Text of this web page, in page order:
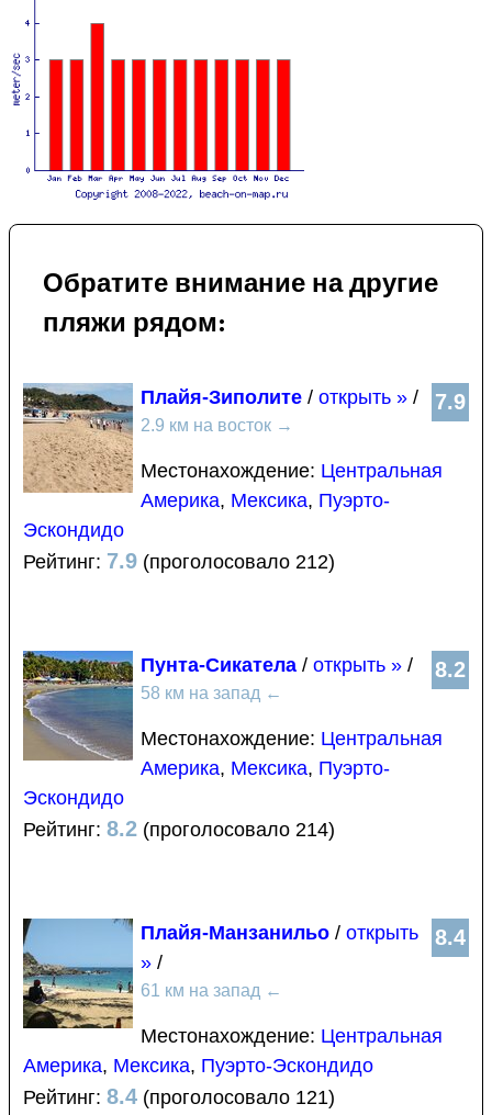
Обратите внимание на другие
пляжи рядом:
7.9
Плайя-Зиполите / открыть » /
2.9 км на восток →
Местонахождение: Центральная
Америка, Мексика, Пуэрто-
Эскондидо
Рейтинг: 7.9 (проголосовало 212)
8.2
Пунта-Сикатела / открыть » /
58 км на запад ←
Местонахождение: Центральная
Америка, Мексика, Пуэрто-
Эскондидо
Рейтинг: 8.2 (проголосовало 214)
8.4
Плайя-Манзанильо / открыть
» /
61 км на запад ←
Местонахождение: Центральная
Америка, Мексика, Пуэрто-Эскондидо
Рейтинг: 8.4 (проголосовало 121)